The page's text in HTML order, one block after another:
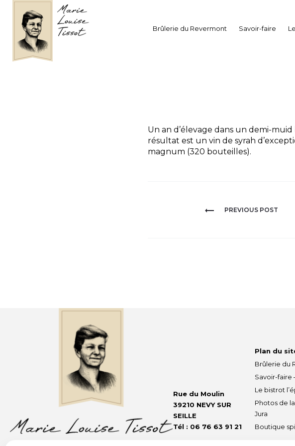
Brûlerie du Revermont Savoir-faire
Un an d’élevage dans un demi-
résultat est un vin de syrah
magnum (320 bouteilles).
NavigationPREVIOUS POST
Rue du Moulin
39210 NEVY SUR
SEILLE
Tél : 06 76 63 91 21
Plan du
Brûlerie du
Savoir-faire
Le bistrot
Photos de
Jura
Boutique